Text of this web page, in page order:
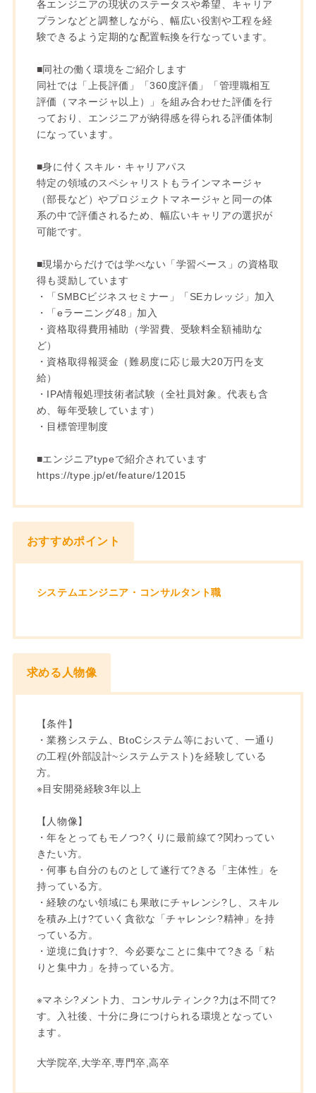
各エンジニアの現状のステータスや希望、キャリア
プランなどと調整しながら、幅広い役割や工程を経
験できるよう定期的な配置転換を行なっています。
■同社の働く環境をご紹介します
同社では「上長評価」「360度評価」「管理職相互
評価（マネージャ以上）」を組み合わせた評価を行
っており、エンジニアが納得感を得られる評価体制
になっています。
■身に付くスキル・キャリアパス
特定の領域のスペシャリストもラインマネージャ
（部長など）やプロジェクトマネージャと同一の体
系の中で評価されるため、幅広いキャリアの選択が
可能です。
■現場からだけでは学べない「学習ベース」の資格取
得も奨励しています
・「SMBCビジネスセミナー」「SEカレッジ」加入
・「eラーニング48」加入
・資格取得費用補助（学習費、受験料全額補助な
ど）
・資格取得報奨金（難易度に応じ最大20万円を支
給）
・IPA情報処理技術者試験（全社員対象。代表も含
め、毎年受験しています）
・目標管理制度
■エンジニアtypeで紹介されています
https://type.jp/et/feature/12015
おすすめポイント
システムエンジニア・コンサルタント職
求める人物像
【条件】
・業務システム、BtoCシステム等において、一通り
の工程(外部設計~システムテスト)を経験している
方。
※目安開発経験3年以上
【人物像】
・年をとってもモノつ?くりに最前線て?関わってい
きたい方。
・何事も自分のものとして遂行て?きる「主体性」を
持っている方。
・経験のない領域にも果敢にチャレンシ?し、スキル
を積み上け?ていく貪欲な「チャレンシ?精神」を持
っている方。
・逆境に負けす?、今必要なことに集中て?きる「粘
りと集中力」を持っている方。
※マネシ?メント力、コンサルティンク?力は不問て?
す。入社後、十分に身につけられる環境となってい
ます。
大学院卒,大学卒,専門卒,高卒